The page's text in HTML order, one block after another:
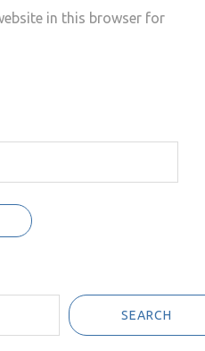
in this browser for
SEARCH